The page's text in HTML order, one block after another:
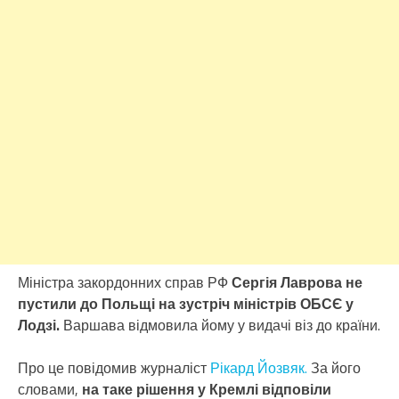
Міністра закордонних справ РФСергія Лаврова не
пустили до Польщі на зустріч міністрів ОБСЄ у
Лодзі. Варшава відмовила йому у видачі віз до країни.
Про це повідомив журналіст Рікард Йозвяк. За його
словами, на таке рішення у Кремлі відповіли